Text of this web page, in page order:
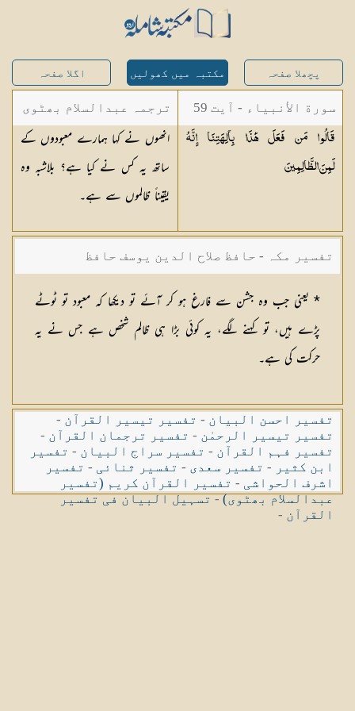
پچھلا صفحہ مکتبہ میں کھولیں اگلا صفحہ
سورة الأنبياء - آیت 59
قَالُوا مَن فَعَلَ هَٰذَا بِآلِهَتِنَا إِنَّهُ
لَمِنَالظَّالِمِينَ
ترجمہ عبدالسلام بھٹوی
- عبدالسلام بن محمد
انھوں نے کہا ہمارے معبودوں کے
ساتھ یہ کس نے کیا ہے؟ بلاشبہ وہ
یقیناً ظالموں سے ہے۔
تفسیر مکہ - حافظ صلاح الدین یوسف حافظ
* یعنی جب وہ جشن سے فارغ ہو کر آئے تو دیکھا کہ معبود تو ٹوٹے
پڑے ہیں، تو کہنے لگے، یہ کوئی بڑا ہی ظالم شخص ہے جس نے یہ
حرکت کی ہے۔
تفسیر احسن البیان - تفسیر تیسیر القرآن -
تفسیر تیسیر الرحمٰن - تفسیر ترجمان القرآن -
تفسیر فہم القرآن - تفسیر سراج البیان - تفسیر
ابن کثیر - تفسیر سعدی - تفسیر ثنائی - تفسیر
اشرف الحواشی - تفسیر القرآن کریم (تفسیر
عبدالسلام بھٹوی)-تسہیل البیان فی تفسیر
القرآن -